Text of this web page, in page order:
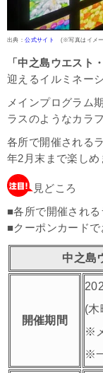
出典：公式サイト (※写真はイメ
「中之島ウエスト
迎えるイルミネー
メインプログラム
ラスのようなカラ
各所で開催される
年2月末まで楽しめ
見どころ
■各所で開催され
■クーポンカード
中之島
開催期間
(木
※
※